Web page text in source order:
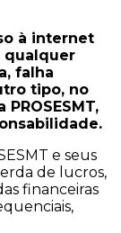
à internet
qualquer
falha
tipo, no
e seus
de lucros,
financeiras